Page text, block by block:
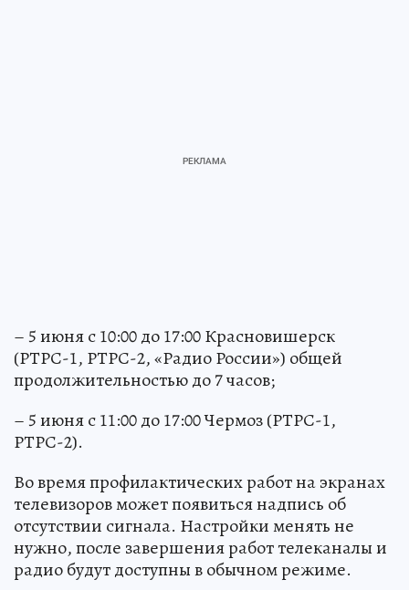
– 5 июня с 10:00 до 17:00 Красновишерск
(РТРС-1, РТРС-2, «Радио России») общей
продолжительностью до 7 часов;
– 5 июня с 11:00 до 17:00 Чермоз (РТРС-1,
РТРС-2).
Во время профилактических работ на экранах
телевизоров может появиться надпись об
отсутствии сигнала. Настройки менять не
нужно, после завершения работ телеканалы и
радио будут доступны в обычном режиме.